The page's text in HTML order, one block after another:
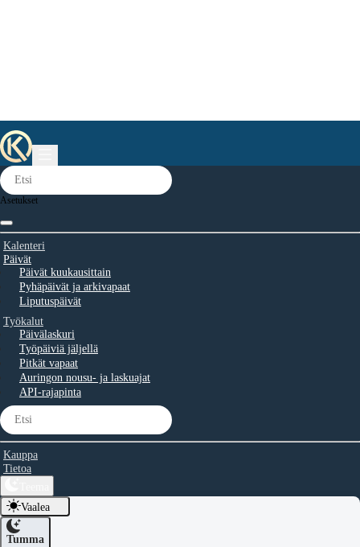
Asetukset
Kalenteri
Päivät
Päivät kuukausittain
Pyhäpäivät ja arkivapaat
Liputuspäivät
Työkalut
Päivälaskuri
Työpäiviä jäljellä
Pitkät vapaat
Auringon nousu- ja laskuajat
API-rajapinta
Kauppa
Tietoa
Vaalea
Tumma